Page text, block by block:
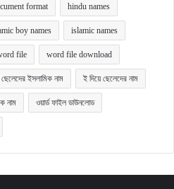
format hindu names
boy names islamic names
file word file download
ছেলেদের ইসলামিক নাম ই দিয়ে ছেলেদের নাম
নাম ওয়ার্ড ফাইল ডাউনলোড